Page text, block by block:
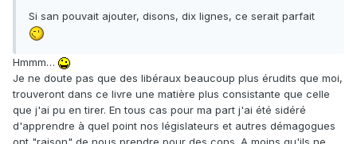
Si san pouvait ajouter, disons, dix lignes, ce serait parfait
Hmmm…
Je ne doute pas que des libéraux beaucoup plus érudits que moi,
trouveront dans ce livre une matière plus consistante que celle
que j'ai pu en tirer. En tous cas pour ma part j'ai été sidéré
d'apprendre à quel point nos législateurs et autres démagogues